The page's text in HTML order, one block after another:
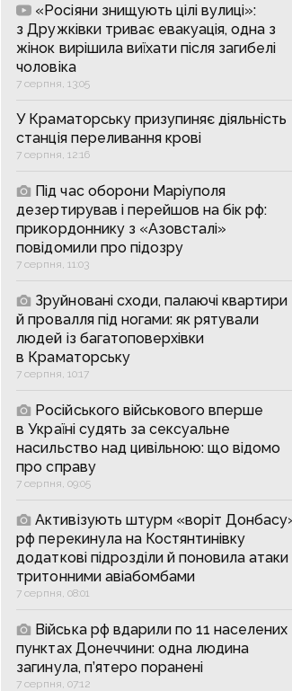
«Росіяни знищують цілі вулиці»:
з Дружківки триває евакуація, одна з
жінок вирішила виїхати після загибелі
чоловіка
7 серпня, 13:05
У Краматорську призупиняє діяльність
станція переливання крові
7 серпня, 12:16
Під час оборони Маріуполя
дезертирував і перейшов на бік рф:
прикордоннику з «Азовсталі»
повідомили про підозру
7 серпня, 11:03
Зруйновані сходи, палаючі квартири
й провалля під ногами: як рятували
людей із багатоповерхівки
в Краматорську
7 серпня, 10:17
Російського військового вперше
в Україні судять за сексуальне
насильство над цивільною: що відомо
про справу
7 серпня, 09:05
Активізують штурм «воріт
рф перекинула на Костянтинівку
додаткові підрозділи й поновила атаки
тритонними авіабомбами
7 серпня, 08:01
Війська рф вдарили по 11 населених
пунктах Донеччини: одна людина
загинула, п’ятеро поранені
7 серпня, 07:12